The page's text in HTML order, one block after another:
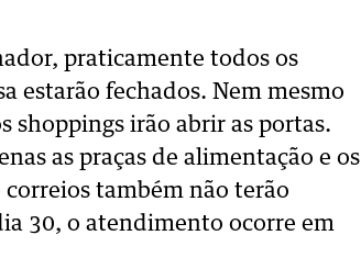
praticamente todos os
estarão fechados. Nem mesmo
shoppings irão abrir as portas.
as praças de alimentação e os
correios também não terão
30, o atendimento ocorre em